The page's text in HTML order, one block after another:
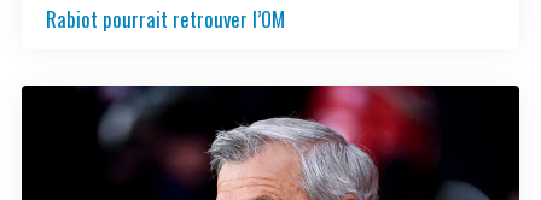
Rabiot pourrait retrouver l’OM